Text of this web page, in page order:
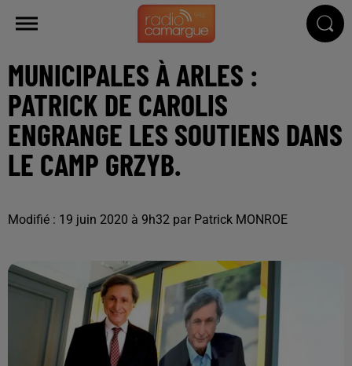
MUNICIPALES À ARLES :
PATRICK DE CAROLIS
ENGRANGE LES SOUTIENS DANS
LE CAMP GRZYB.
Modifié : 19 juin 2020 à 9h32 par Patrick MONROE